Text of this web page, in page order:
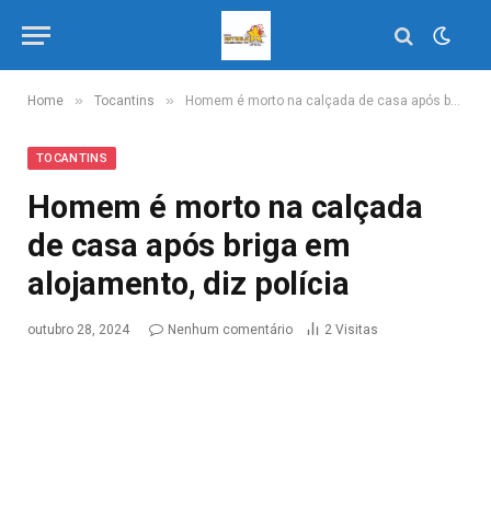
Home » Tocantins » Homem é morto na calçada de casa após briga em alojamento, diz polícia
TOCANTINS
Homem é morto na calçada
de casa após briga em
alojamento, diz polícia
outubro 28, 2024 Nenhum comentário 2 Visitas